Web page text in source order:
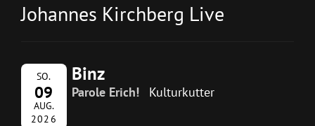
Johannes Kirchberg Live
SO.
09
AUG.
2026
Binz
Parole Erich! Kulturkutter